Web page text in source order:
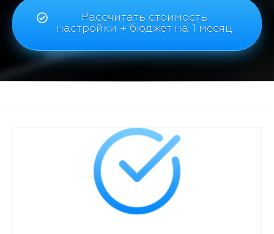
Рассчитать стоимость
настройки + бюджет на 1 месяц